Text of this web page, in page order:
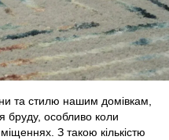
та стилю нашим домівкам,
бруду, особливо коли
З такою кількістю